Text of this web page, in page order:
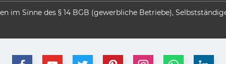
im Sinne des § 14 BGB (gewerbliche Betriebe),